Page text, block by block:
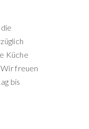
Küche
freuen
bis